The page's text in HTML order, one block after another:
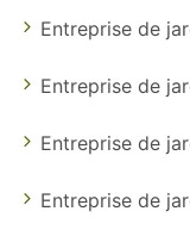
Entreprise de
Entreprise de
Entreprise de
Entreprise de